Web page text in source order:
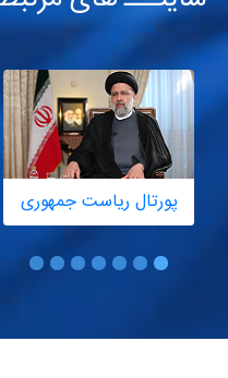
پورتال ریاست جمهوری